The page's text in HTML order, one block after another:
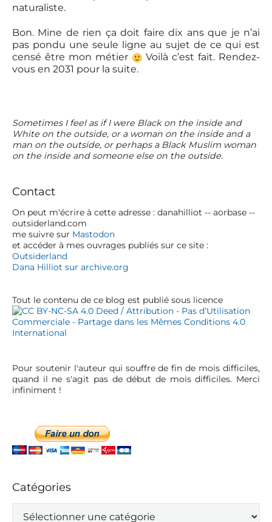
naturaliste.
Bon. Mine de rien ça doit faire dix ans que je n’ai
pas pondu une seule ligne au sujet de ce qui est
censé être mon métier
Voilà c’est fait. Rendez-
vous en 2031 pour la suite.
P
r
i
m
r
y
S
i
d
e
b
Sometimes I feel as if I were Black on the inside and
White on the outside, or a woman on the inside and a
man on the outside, or perhaps a Black Muslim woman
on the inside and someone else on the outside.
Contact
On peut m'écrire à cette adresse : danahilliot -- aorbase --
outsiderland.com
me suivre sur Mastodon
et accéder à mes ouvrages publiés sur ce site :
Outsiderland
Dana Hilliot sur archive.org
Tout le contenu de ce blog est publié sous licence
Pour soutenir l'auteur qui souffre de fin de mois difficiles,
quand il ne s'agit pas de début de mois difficiles. Merci
infiniment !
Catégories